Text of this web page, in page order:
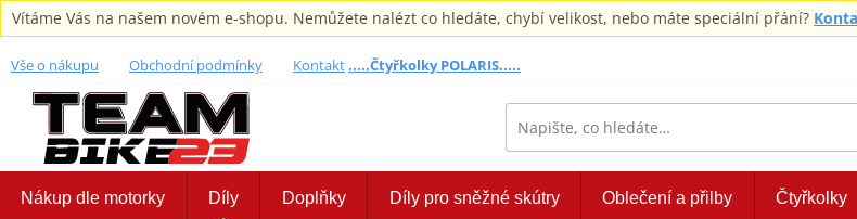
Vítáme Vás na našem novém e-shopu. Nemůžete nalézt co hledáte, chybí velikost, nebo máte speciální přání?
Vše o nákupu Obchodní podmínky Kontakt.....Čtyřkolky POLARIS.....
Nákup dle motorky Díly Doplňky Díly pro sněžné skútry Oblečení a přilby Čtyřkolky